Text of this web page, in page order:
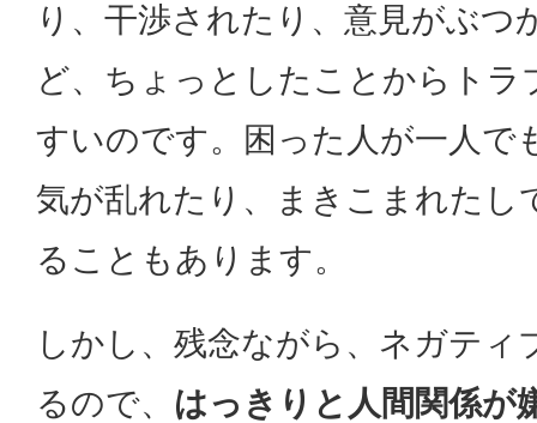
り、干渉されたり、意見がぶつ
ど、ちょっとしたことからトラ
すいのです。困った人が一人で
気が乱れたり、まきこまれたし
ることもあります。
しかし、残念ながら、ネガティ
るので、 はっきりと人間関係が